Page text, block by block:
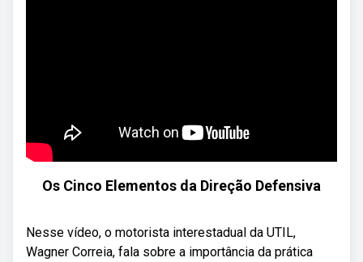
Os Cinco Elementos da Direção Defensiva
Nesse vídeo, o motorista interestadual da UTIL,
Wagner Correia, fala sobre a importância da prática